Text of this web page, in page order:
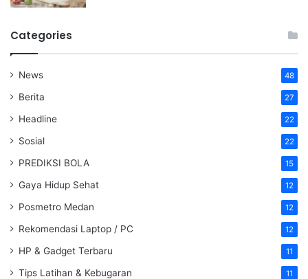
Categories
News 48
Berita 27
Headline 22
Sosial 22
PREDIKSI BOLA 15
Gaya Hidup Sehat 12
Posmetro Medan 12
Rekomendasi Laptop / PC 12
HP & Gadget Terbaru 11
Tips Latihan & Kebugaran 11